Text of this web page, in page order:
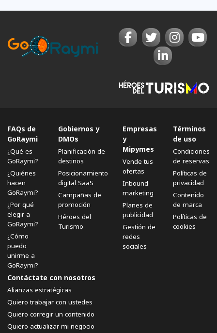
FAQs de
GoRaymi
¿Qué es
GoRaymi?
¿Quiénes
hacen
GoRaymi?
¿Por qué
elegir a
GoRaymi?
¿Cómo
puedo
unirme a
GoRaymi?
Gobiernos y
DMOs
Planificación de
destinos
Posicionamiento
digital SaaS
Campañas de
promoción
Héroes del
Turismo
Empresas
y
Mipymes
Vende tus
ofertas
Inbound
marketing
Planes de
publicidad
Gestión de
redes
sociales
Términos
de uso
Condiciones
de reservas
Políticas de
privacidad
Contenido
de marca
Políticas de
cookies
Contáctate con nosotros
Alianzas estratégicas
Quiero trabajar con ustedes
Quiero corregir un contenido
Quiero actualizar mi negocio